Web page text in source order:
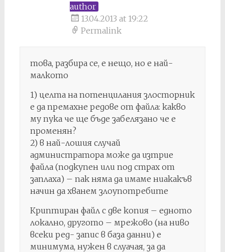
author
13.04.2013 at 19:22
Permalink
това, разбира се, е нещо, но е най-
малкото
1) целта на потенцилания злосторник
е да премахне редове от файла: какво
му пука че ще бъде забелязано че е
променян?
2) в най-лошия случай
администратора може да изтрие
файла (подкупен или под страх от
заплаха) – пак няма да имаме ниакакъв
начин да хванем злоупотребите
Криптиран файл с две копия – едното
локално, другото – мрежово (на ниво
всеки ред- запис в база данни) е
минимума, нужен в слуачая, за да